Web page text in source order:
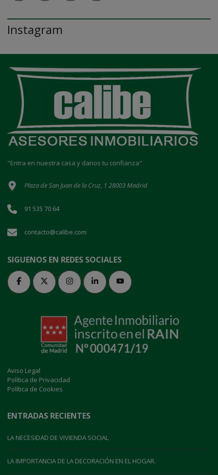
Instagram
"Entra en nuestra casa y danos tu confianza"
Plaza de San Juan de la Cruz, 1 28003 Madrid
91 535 70 64
contacto@calibe.com
SIGUENOS EN REDES SOCIALES
Aviso Legal
Política de Privacidad
Política de Cookies
ENTRADAS RECIENTES
LA NECESIDAD DE VIVIENDA SOCIAL
LA IMPORTANCIA DE LA DECORACIÓN EN EL HOGAR.